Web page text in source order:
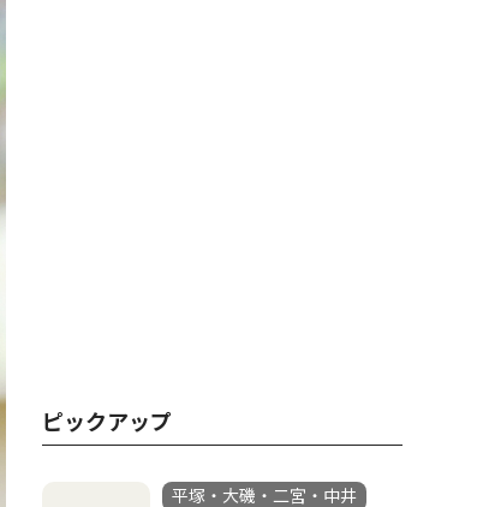
ピックアップ
平塚・大磯・二宮・中井